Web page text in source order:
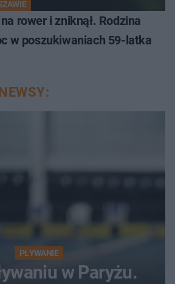
rower i zniknął. Rodzina
w poszukiwaniach 59-latka
PŁYWANIE
w Paryżu.